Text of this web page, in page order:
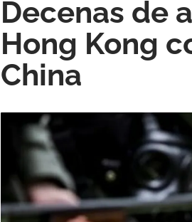
Decenas de
Hong Kong
China